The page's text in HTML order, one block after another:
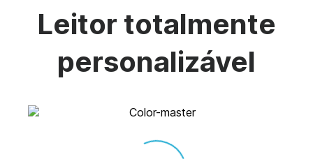
Leitor totalmente
personalizável